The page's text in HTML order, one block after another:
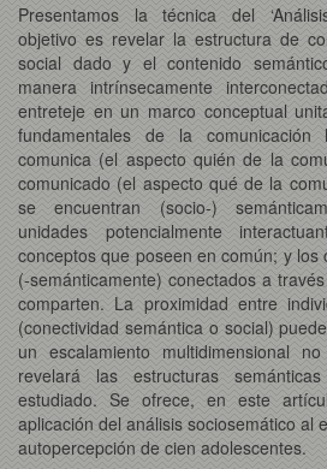
Presentamos la técnica del
objetivo es revelar la estructura de
social dado y el contenido
manera intrínsecamente
entreteje en un marco conceptual
fundamentales de la
comunica (el aspecto quién de la
comunicado (el aspecto qué de la
se encuentran (socio-)
unidades potencialmente
conceptos que poseen en común; y los
(-semánticamente) conectados a
comparten. La proximidad entre
(conectividad semántica o social)
un escalamiento multidimensional
revelará las estructuras
estudiado. Se ofrece, en este
aplicación del análisis sociosemático al
autopercepción de cien adolescentes.